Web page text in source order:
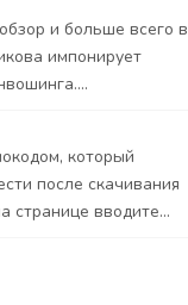
и больше всего в
импонирует
который
после скачивания
странице вводите...